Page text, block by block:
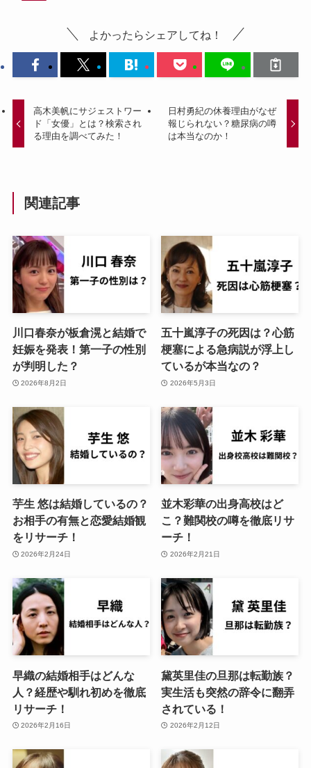
よかったらシェアしてね！
高木美帆にサジェストワー
ド「女優」とは？検索され
る理由を調べてみた！
日村勇紀の休養理由がなぜ
報じられない？糖尿病の噂
は本当なのか！
関連記事
川口春奈が板倉滉と結婚で
妊娠を発表！第一子の性別
が判明した？
2026年8月2日
五十嵐淳子の死因は？心筋
梗塞による急病説が浮上し
ているが本当なの？
2026年5月3日
芋生 悠は結婚しているの？
お相手の有無と恋愛結婚観
をリサーチ！
2026年2月24日
並木彩華の出身高校はど
こ？難関校の噂を徹底リサ
ーチ！
2026年2月21日
早織の結婚相手はどんな
人？経歴や馴れ初めを徹底
リサーチ！
2026年2月16日
黛英里佳の旦那は転勤族？
実生活も突然の辞令に翻弄
されている！
2026年2月12日